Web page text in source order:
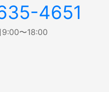
4651
9:00〜18:00